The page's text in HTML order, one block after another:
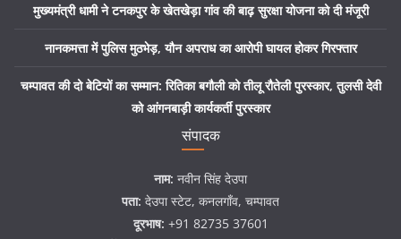
मुख्यमंत्री धामी ने टनकपुर के खेतखेड़ा गांव की बाढ़ सुरक्षा योजना को दी मंजूरी
नानकमत्ता में पुलिस मुठभेड़, यौन अपराध का आरोपी घायल होकर गिरफ्तार
चम्पावत की दो बेटियों का सम्मान: रितिका बगौली को तीलू रौतेली पुरस्कार, तुलसी देवी
को आंगनबाड़ी कार्यकर्ती पुरस्कार
संपादक
नाम: नवीन सिंह देउपा
पता: देउपा स्टेट, कनलगाँव, चम्पावत
दूरभाष: +91 82735 37601